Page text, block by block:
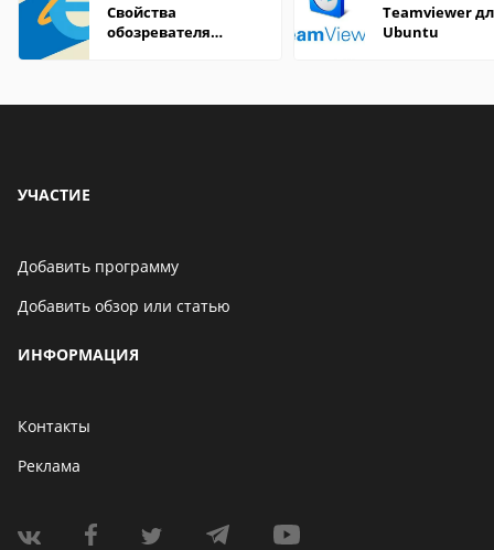
Свойства
обозревателя
Teamviewer
Ubuntu
УЧАСТИЕ
Добавить программу
Добавить обзор или статью
ИНФОРМАЦИЯ
Контакты
Реклама